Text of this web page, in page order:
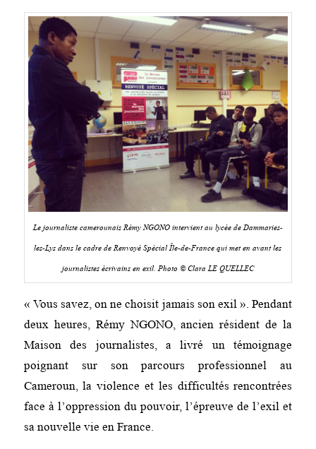
Le journaliste camerounais Rémy NGONO intervient au lycée de Dammaries-
les-Lys dans le cadre de Renvoyé Spécial Île-de-France qui met en avant les
journalistes écrivains en exil. Photo © Clara LE QUELLEC
« Vous savez, on ne choisit jamais son exil ». Pendant
deux heures, Rémy NGONO, ancien résident de la
Maison des journalistes, a livré un témoignage
poignant sur son parcours professionnel au
Cameroun, la violence et les difficultés rencontrées
face à l’oppression du pouvoir, l’épreuve de l’exil et
sa nouvelle vie en France.